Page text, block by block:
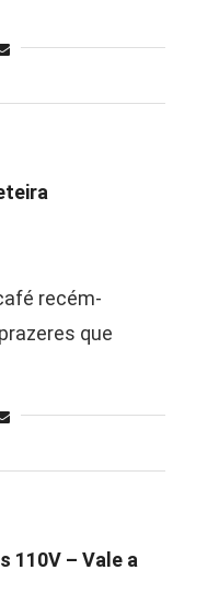
recém-
que
110V – Vale a